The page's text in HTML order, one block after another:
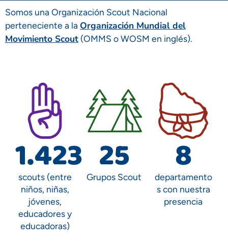
Somos una Organización Scout Nacional
perteneciente a la Organización Mundial del
Movimiento Scout (OMMS o WOSM en inglés).
1.423
scouts (entre
niños, niñas,
jóvenes,
educadores y
educadoras)
25
Grupos Scout 8
departamento
s con nuestra
presencia